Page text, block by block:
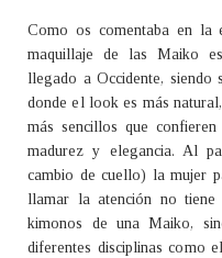
Como os comentaba en la
maquillaje de las Maiko
llegado a Occidente, siendo
donde el look es más
más sencillos que
madurez y elegancia. Al
cambio de cuello) la mujer
llamar la atención no tiene
kimonos de una Maiko,
diferentes disciplinas como